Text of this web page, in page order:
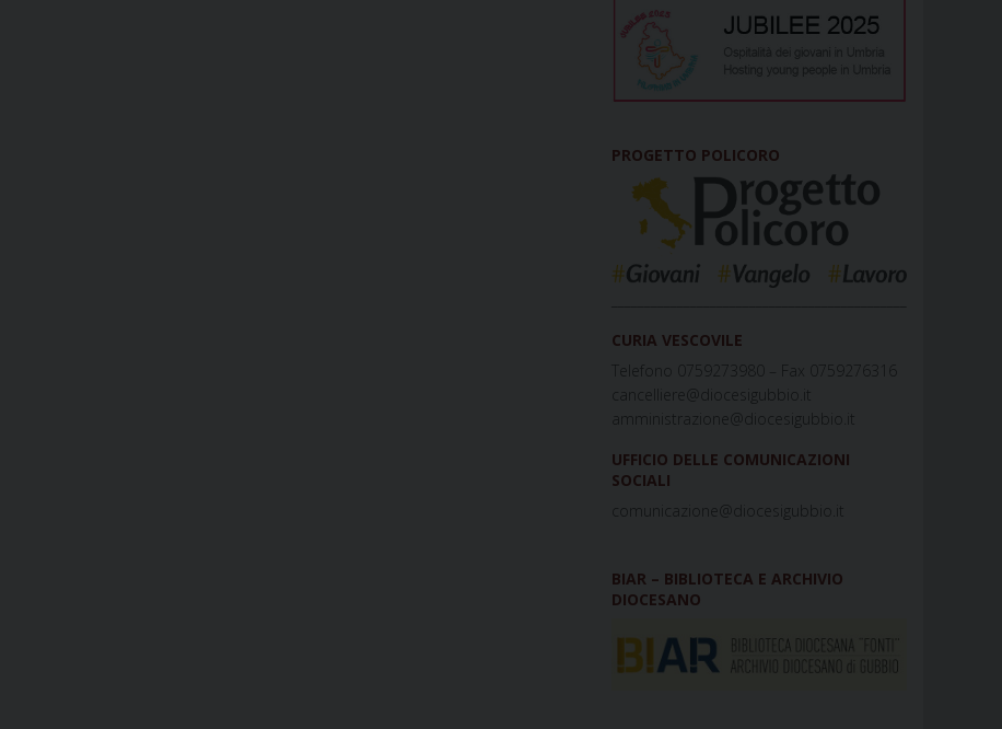
PROGETTO POLICORO
CURIA VESCOVILE
Telefono 0759273980 – Fax 0759276316
cancelliere@diocesigubbio.it
amministrazione@diocesigubbio.it
UFFICIO DELLE COMUNICAZIONI
SOCIALI
comunicazione@diocesigubbio.it
BIAR – BIBLIOTECA E ARCHIVIO
DIOCESANO